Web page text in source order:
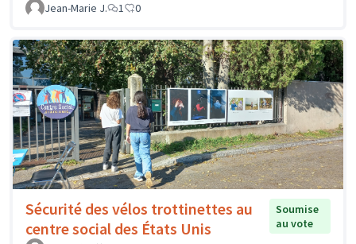
Jean-Marie J. 1 0
Sécurité des vélos trottinettes au
centre social des États Unis
Soumise
au vote